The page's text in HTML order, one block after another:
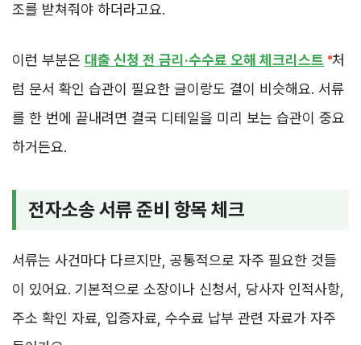
조를 받쳐줘야 하더라고요.
이런 부분은 대출 신청 전 금리·수수료 오해 체크리스트 처
럼 문서 확인 습관이 필요한 글이랑도 결이 비슷해요. 서류
를 한 번에 끝내려면 결국 디테일을 미리 보는 습관이 중요
하거든요.
전자소송 서류 준비 항목 체크
서류는 사건마다 다르지만, 공통적으로 자주 필요한 것들
이 있어요. 기본적으로 소장이나 신청서, 당사자 인적사항,
주소 확인 자료, 입증자료, 수수료 납부 관련 자료가 자주